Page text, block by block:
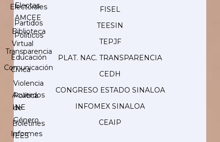
Electorales
Partidos
Políticos
Transparencia
Comunicación
Acuerdos
INE
Boletines
IEES
Electas
AMCEE
Biblioteca
Virtual
Educación
Cívica
Violencia
Política
de
Género
Informes
FISEL
TEESIN
TEPJF
PLAT. NAC. TRANSPARENCIA
CEDH
CONGRESO ESTADO SINALOA
INFOMEX SINALOA
CEAIP